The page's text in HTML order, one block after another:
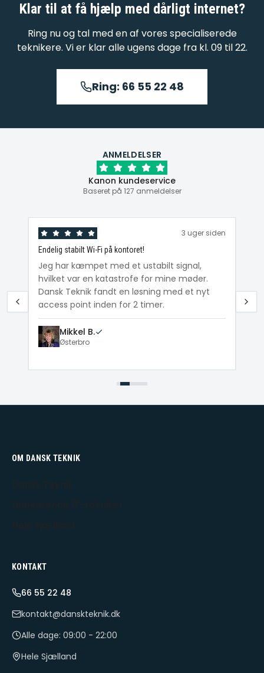
Klar til at få hjælp med dårligt internet?
Ring nu og tal med en af vores specialiserede
teknikere. Vi er klar alle ugens dage fra kl. 09 til 22.
Ring: 66 55 22 48
ANMELDELSER
Kanon kundeservice
Baseret på 127 anmeldelser
3 uger siden
Endelig stabilt Wi-Fi på kontoret!
Jeg har kæmpet med et ustabilt signal,
hvilket var en katastrofe for mine møder.
Dansk Teknik fandt en løsning med et nyt
access point inden for 2 timer.
Mikkel B.
Østerbro
OM DANSK TEKNIK
KONTAKT
66 55 22 48
kontakt@danskteknik.dk
Alle dage: 09:00 - 22:00
Hele Sjælland